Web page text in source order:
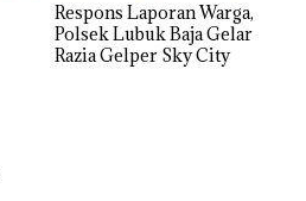
Respons Laporan Warga,
Polsek Lubuk Baja Gelar
Razia Gelper Sky City